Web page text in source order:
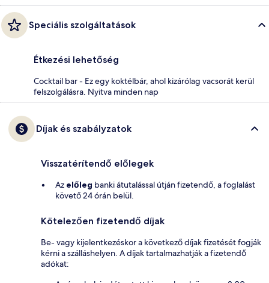
Speciális szolgáltatások
Étkezési lehetőség
Cocktail bar - Ez egy koktélbár, ahol kizárólag vacsorát kerül
felszolgálásra. Nyitva minden nap
Díjak és szabályzatok
Visszatérítendő előlegek
Az előleg banki átutalással útján fizetendő, a foglalást
követő 24 órán belül.
Kötelezően fizetendő díjak
Be- vagy kijelentkezéskor a következő díjak fizetését fogják
kérni a szálláshelyen. A díjak tartalmazhatják a fizetendő
adókat: